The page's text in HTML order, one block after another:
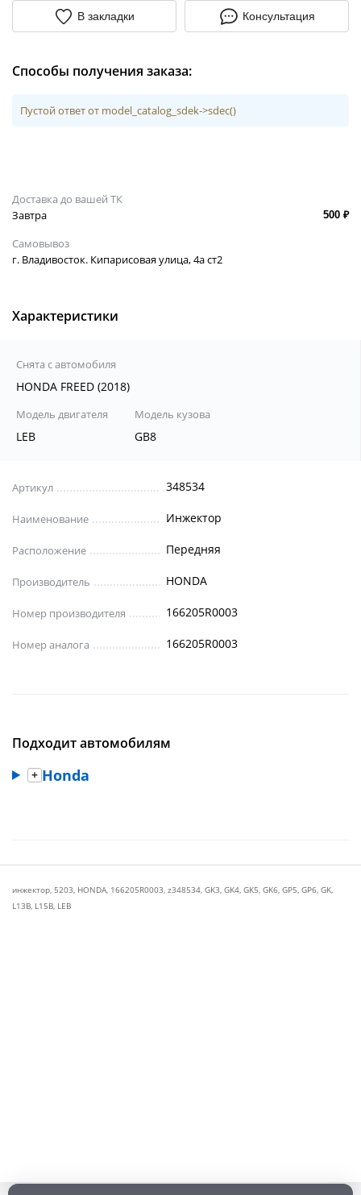
В закладки Консультация
Способы получения заказа:
Пустой ответ от model_catalog_sdek->sdec()
Доставка до вашей ТК
Завтра
500 ₽
Самовывоз
г. Владивосток. Кипарисовая улица, 4а ст2
Характеристики
Снята с автомобиля
HONDA FREED (2018)
Модель двигателя
LEB
Модель кузова
GB8
Артикул 348534
Наименование Инжектор
Расположение Передняя
Производитель HONDA
Номер производителя 166205R0003
Номер аналога 166205R0003
Подходит автомобилям
Honda
инжектор, 5203, HONDA, 166205R0003, z348534, GK3, GK4, GK5, GK6, GP5, GP6, GK,
L13B, L15B, LEB